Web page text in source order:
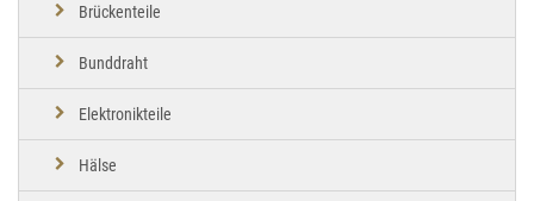
Brückenteile
Bunddraht
Elektronikteile
Hälse